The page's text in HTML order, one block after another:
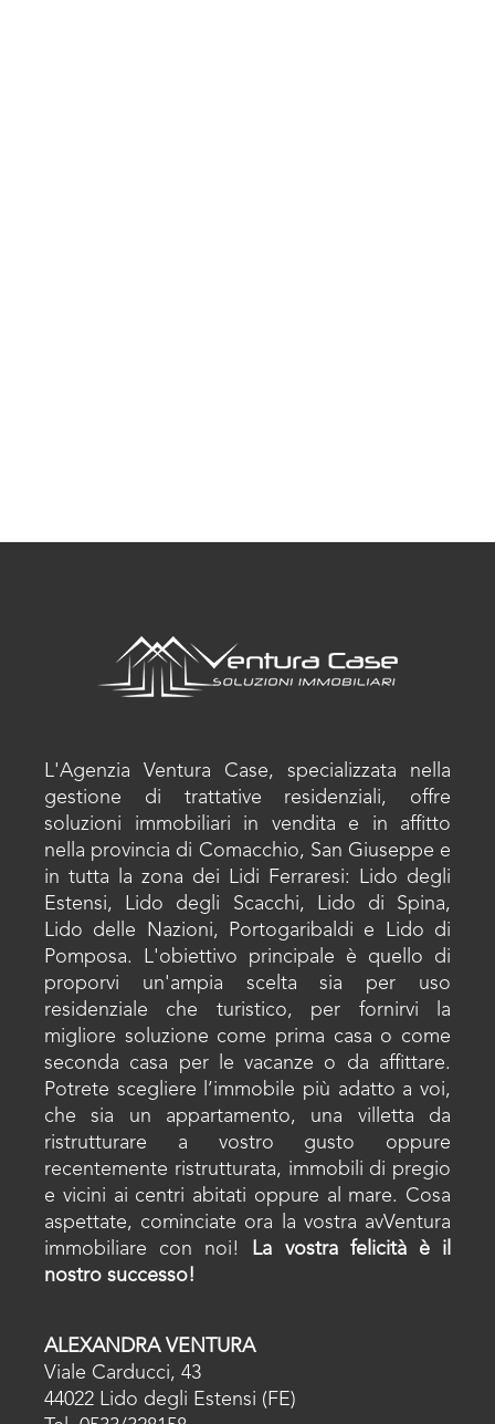
L'Agenzia Ventura Case, specializzata nella
gestione di trattative residenziali, offre
soluzioni immobiliari in vendita e in affitto
nella provincia di Comacchio, San Giuseppe e
in tutta la zona dei Lidi Ferraresi: Lido degli
Estensi, Lido degli Scacchi, Lido di Spina,
Lido delle Nazioni, Portogaribaldi e Lido di
Pomposa. L'obiettivo principale è quello di
proporvi un'ampia scelta sia per uso
residenziale che turistico, per fornirvi la
migliore soluzione come prima casa o come
seconda casa per le vacanze o da affittare.
Potrete scegliere l’immobile più adatto a voi,
che sia un appartamento, una villetta da
ristrutturare a vostro gusto oppure
recentemente ristrutturata, immobili di pregio
e vicini ai centri abitati oppure al mare. Cosa
aspettate, cominciate ora la vostra avVentura
immobiliare con noi!
La vostra felicità è il
nostro successo!
ALEXANDRA VENTURA
Viale Carducci, 43
44022 Lido degli Estensi (FE)